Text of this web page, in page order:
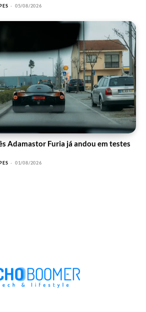
- 05/08/2026
Adamastor Furia já andou em testes
- 01/08/2026